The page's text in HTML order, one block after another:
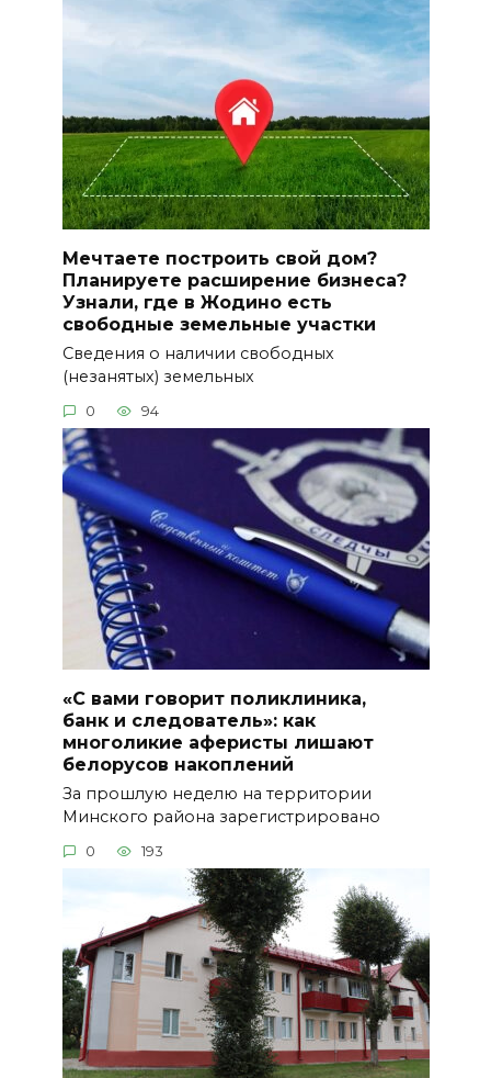
Мечтаете построить свой дом?
Планируете расширение бизнеса?
Узнали, где в Жодино есть
свободные земельные участки
Сведения о наличии свободных
(незанятых) земельных
0 94
«С вами говорит поликлиника,
банк и следователь»: как
многоликие аферисты лишают
белорусов накоплений
За прошлую неделю на территории
Минского района зарегистрировано
0 193